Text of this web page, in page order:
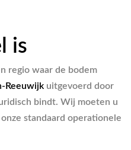
is
regio waar de bodem
Reeuwijk uitgevoerd door
bindt. Wij moeten u
standaard operationele